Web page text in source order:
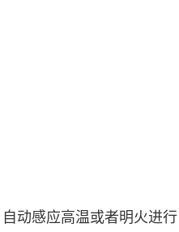
动感应高温或者明火进